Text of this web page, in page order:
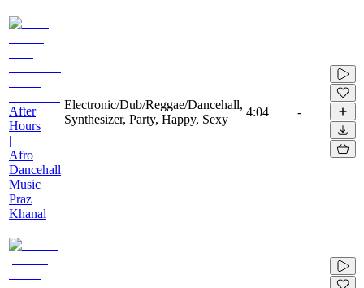
After
Hours
|
Afro
Dancehall
Music
Praz
Khanal
Electronic/Dub/Reggae/Dancehall,
Synthesizer, Party, Happy, Sexy
4:04 -